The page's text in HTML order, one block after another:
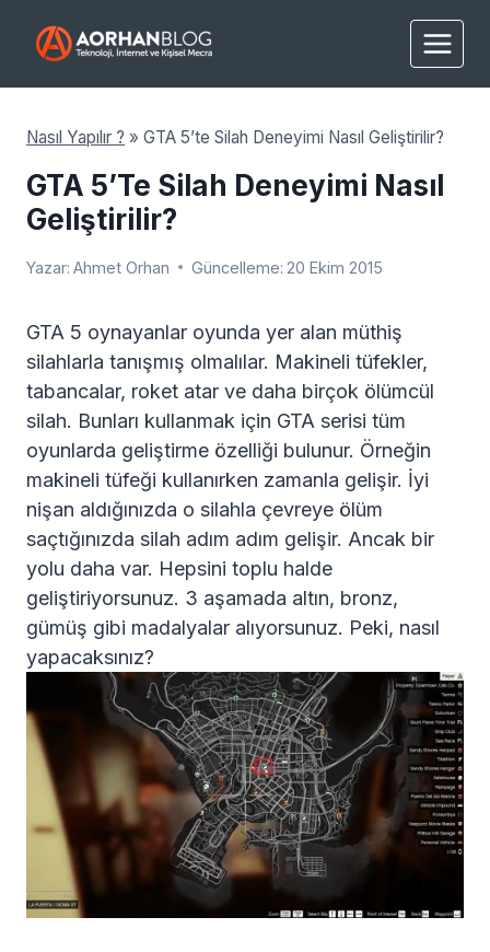
Nasıl Yapılır ? » GTA 5’te Silah Deneyimi Nasıl Geliştirilir?
GTA 5’te Silah Deneyimi Nasıl
Geliştirilir?
Yazar: Ahmet Orhan Güncelleme: 20 Ekim 2015
GTA 5 oynayanlar oyunda yer alan müthiş
silahlarla tanışmış olmalılar. Makineli tüfekler,
tabancalar, roket atar ve daha birçok ölümcül
silah. Bunları kullanmak için GTA serisi tüm
oyunlarda geliştirme özelliği bulunur. Örneğin
makineli tüfeği kullanırken zamanla gelişir. İyi
nişan aldığınızda o silahla çevreye ölüm
saçtığınızda silah adım adım gelişir. Ancak bir
yolu daha var. Hepsini toplu halde
geliştiriyorsunuz. 3 aşamada altın, bronz,
gümüş gibi madalyalar alıyorsunuz. Peki, nasıl
yapacaksınız?